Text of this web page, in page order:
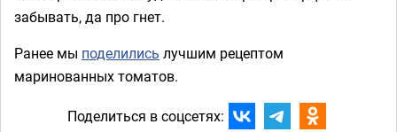
забывать, да про гнет.
Ранее мы поделились лучшим рецептом
маринованных томатов.
Поделиться в соцсетях: